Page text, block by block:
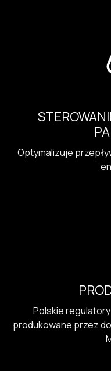
Optymalizuje
Polskie
produkowane przez